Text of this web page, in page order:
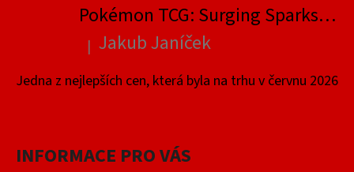
Pokémon TCG: Surging Sparks Elite Trainer Box
Hodnocení produktu je 4 z 5 hvězdiček.
| Jakub Janíček
Jedna z nejlepších cen, která byla na trhu v červnu 2026
INFORMACE PRO VÁS